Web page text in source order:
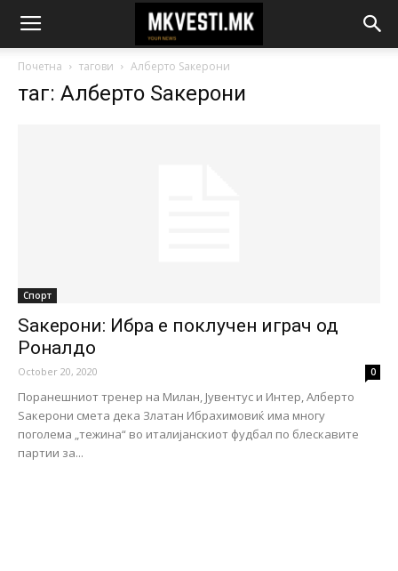
Почетна тагови Алберто Ѕакерони
таг: Алберто Ѕакерони
Спорт
Ѕакерони: Ибра е поклучен играч од
Роналдо
October 20, 2020 0
Поранешниот тренер на Милан, Јувентус и Интер, Алберто
Ѕакерони смета дека Златан Ибрахимовиќ има многу
поголема „тежина“ во италијанскиот фудбал по блескавите
партии за...